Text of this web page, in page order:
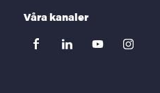
Våra kanaler
facebooklinkedinyoutubeinstagram